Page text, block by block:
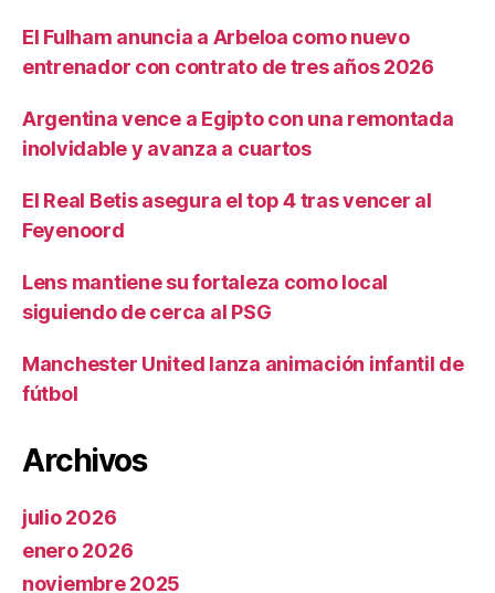
El Fulham anuncia a Arbeloa como nuevo
entrenador con contrato de tres años 2026
Argentina vence a Egipto con una remontada
inolvidable y avanza a cuartos
El Real Betis asegura el top 4 tras vencer al
Feyenoord
Lens mantiene su fortaleza como local
siguiendo de cerca al PSG
Manchester United lanza animación infantil de
fútbol
Archivos
julio 2026
enero 2026
noviembre 2025